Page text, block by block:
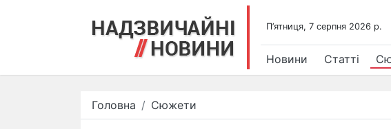
П’ятниця, 7 серпня 2026 р.
Новини Статті
Головна Сюжети